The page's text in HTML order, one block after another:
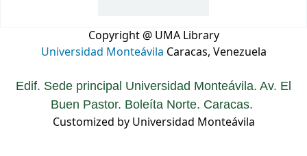
Copyright @ UMA Library
Universidad Monteávila Caracas, Venezuela
Edif. Sede principal Universidad Monteávila. Av. El
Buen Pastor. Boleíta Norte. Caracas.
Customized by Universidad Monteávila